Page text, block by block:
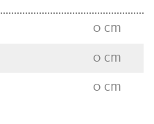
0 cm
0 cm
0 cm